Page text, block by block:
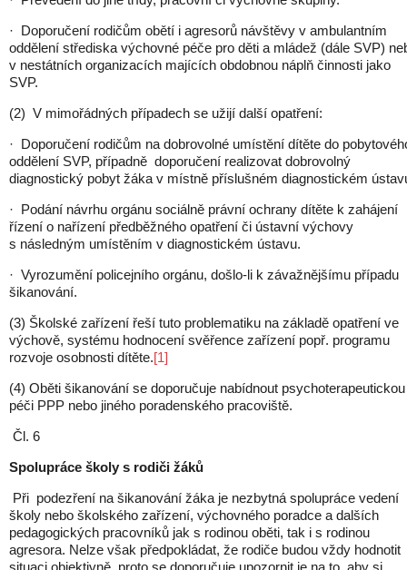
· Doporučení rodičům obětí i agresorů návštěvy v ambulantním
oddělení střediska výchovné péče pro děti a mládež (dále SVP)
v nestátních organizacích majících obdobnou náplň činnosti jako
SVP.
(2) V mimořádných případech se užijí další opatření:
· Doporučení rodičům na dobrovolné umístění dítěte do
oddělení SVP, případně doporučení realizovat dobrovolný
diagnostický pobyt žáka v místně příslušném diagnostickém
· Podání návrhu orgánu sociálně právní ochrany dítěte k zahájení
řízení o nařízení předběžného opatření či ústavní výchovy
s následným umístěním v diagnostickém ústavu.
· Vyrozumění policejního orgánu, došlo-li k závažnějšímu případu
šikanování.
(3) Školské zařízení řeší tuto problematiku na základě opatření ve
výchově, systému hodnocení svěřence zařízení popř. programu
rozvoje osobnosti dítěte.[1]
(4) Oběti šikanování se doporučuje nabídnout psychoterapeutickou
péči PPP nebo jiného poradenského pracoviště.
Čl. 6
Spolupráce školy s rodiči žáků
Při podezření na šikanování žáka je nezbytná spolupráce vedení
školy nebo školského zařízení, výchovného poradce a dalších
pedagogických pracovníků jak s rodinou oběti, tak i s rodinou
agresora. Nelze však předpokládat, že rodiče budou vždy hodnotit
situaci objektivně, proto se doporučuje upozornit je na to, aby si